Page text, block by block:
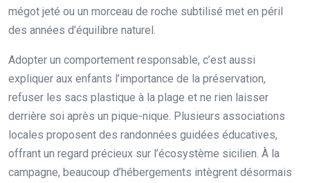
mégot jeté ou un morceau de roche subtilisé met en péril
des années d’équilibre naturel.
Adopter un comportement responsable, c’est aussi
expliquer aux enfants l’importance de la préservation,
refuser les sacs plastique à la plage et ne rien laisser
derrière soi après un pique-nique. Plusieurs associations
locales proposent des randonnées guidées éducatives,
offrant un regard précieux sur l’écosystème sicilien. À la
campagne, beaucoup d’hébergements intègrent désormais